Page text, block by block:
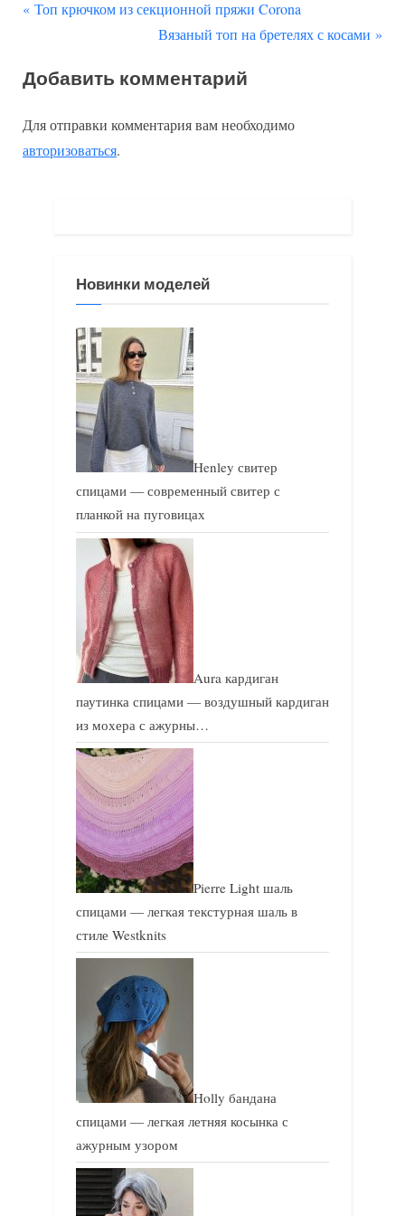
Навигация
записям
П
д
д
у
Топ крючком из секционной пряжи Corona
С
е
у
а
ь
:
Вязаный топ на бретелях с косами
Добавить комментарий
Для отправки комментария вам необходимо
авторизоваться.
Новинки моделей
Henley свитер
спицами — современный свитер с
планкой на пуговицах
Aura кардиган
паутинка спицами — воздушный кардиган
из мохера с ажурны…
Pierre Light шаль
спицами — легкая текстурная шаль в
стиле Westknits
Holly бандана
спицами — легкая летняя косынка с
ажурным узором